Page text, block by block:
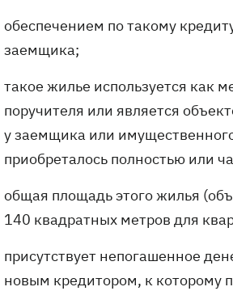
обеспечением по такому
заемщика;
такое жилье используется как
поручителя или является
у заемщика или
приобреталось полностью или
общая площадь этого жилья
140 квадратных метров для
присутствует непогашенное
новым кредитором, к которому